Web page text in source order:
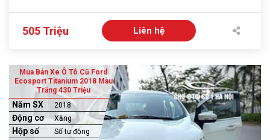
505 Triệu Liên hệ
Mua Bán Xe Ô Tô Cũ Ford
Ecosport Titanium 2018 Màu
Trắng 430 Triệu
Năm SX 2018
Động cơ Xăng
Hộp số Số tự động